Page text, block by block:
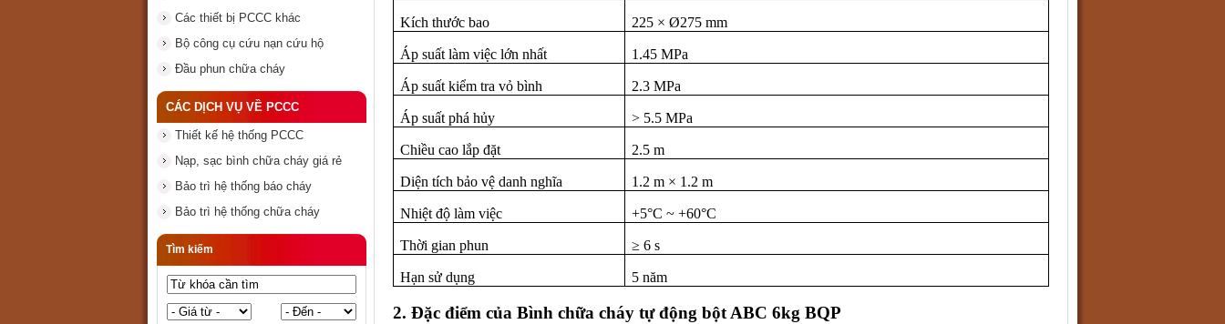
Các thiết bị PCCC khác
Bộ công cụ cứu nạn cứu hộ
Đầu phun chữa cháy
CÁC DỊCH VỤ VỀ PCCC
Thiết kế hệ thống PCCC
Nạp, sạc bình chữa cháy giá rẻ
Bảo trì hệ thống báo cháy
Bảo trì hệ thống chữa cháy
Tìm kiếm
Kích thước bao 225 × Ø275 mm
Áp suất làm việc lớn nhất 1.45 MPa
Áp suất kiểm tra vỏ bình 2.3 MPa
Áp suất phá hủy > 5.5 MPa
Chiều cao lắp đặt 2.5 m
Diện tích bảo vệ danh nghĩa 1.2 m × 1.2 m
Nhiệt độ làm việc +5°C ~ +60°C
Thời gian phun ≥ 6 s
Hạn sử dụng 5 năm
2. Đặc điểm của Bình chữa cháy tự động bột ABC 6kg BQP